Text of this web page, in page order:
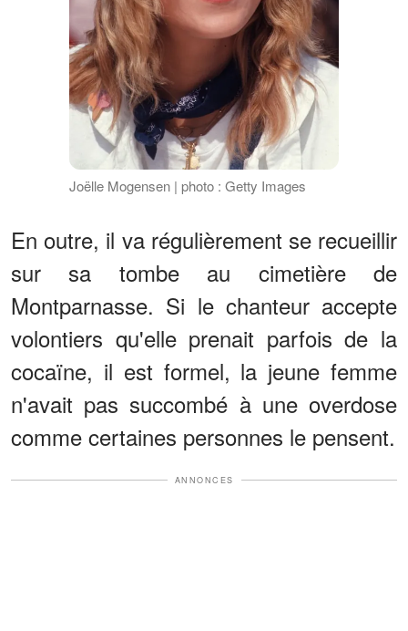
Joëlle Mogensen | photo : Getty Images
En outre, il va régulièrement se recueillir
sur sa tombe au cimetière de
Montparnasse. Si le chanteur accepte
volontiers qu'elle prenait parfois de la
cocaïne, il est formel, la jeune femme
n'avait pas succombé à une overdose
comme certaines personnes le pensent.
ANNONCES